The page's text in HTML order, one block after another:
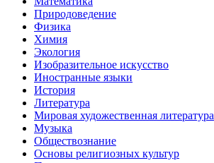
Природоведение
Физика
Химия
Экология
Изобразительное искусство
Иностранные языки
История
Литература
Мировая художественная литература
Музыка
Обществознание
Основы религиозных культур